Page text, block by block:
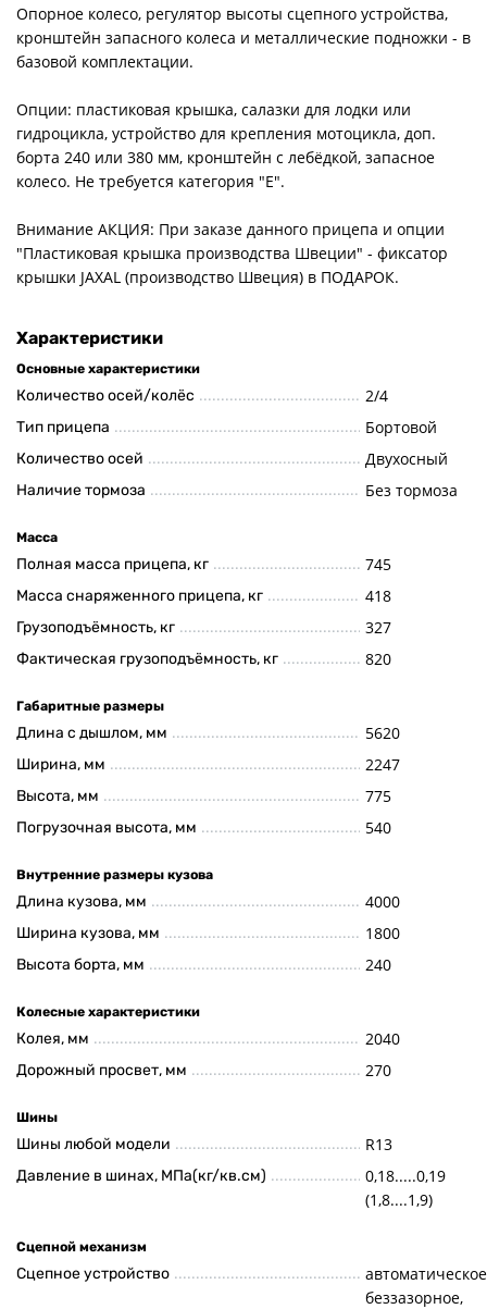
Опорное колесо, регулятор высоты сцепного устройства,
кронштейн запасного колеса и металлические подножки - в
базовой комплектации.
Опции: пластиковая крышка, салазки для лодки или
гидроцикла, устройство для крепления мотоцикла, доп.
борта 240 или 380 мм, кронштейн с лебёдкой, запасное
колесо. Не требуется категория "Е".
Внимание АКЦИЯ: При заказе данного прицепа и опции
"Пластиковая крышка производства Швеции" - фиксатор
крышки JAXAL (производство Швеция) в ПОДАРОК.
Характеристики
Основные характеристики
Количество осей/колёс 2/4
Тип прицепа Бортовой
Количество осей Двухосный
Наличие тормоза Без тормоза
Масса
Полная масса прицепа, кг 745
Масса снаряженного прицепа, кг 418
Грузоподъёмность, кг 327
Фактическая грузоподъёмность, кг 820
Габаритные размеры
Длина с дышлом, мм 5620
Ширина, мм 2247
Высота, мм 775
Погрузочная высота, мм 540
Внутренние размеры кузова
Длина кузова, мм 4000
Ширина кузова, мм 1800
Высота борта, мм 240
Колесные характеристики
Колея, мм 2040
Дорожный просвет, мм 270
Шины
Шины любой модели R13
Давление в шинах, МПа(кг/кв.см)
0,18.....0,19
(1,8....1,9)
Сцепной механизм
Сцепное устройство
беззазорное,